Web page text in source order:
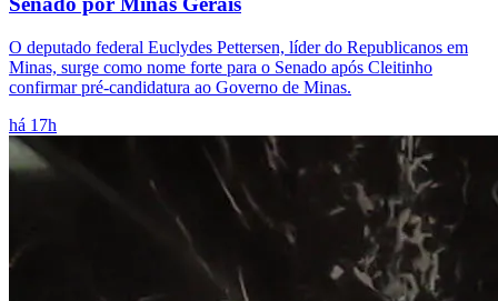
O deputado federal Euclydes Pettersen, líder do Republicanos em
Minas, surge como nome forte para o Senado após Cleitinho
confirmar pré-candidatura ao Governo de Minas.
há 17h